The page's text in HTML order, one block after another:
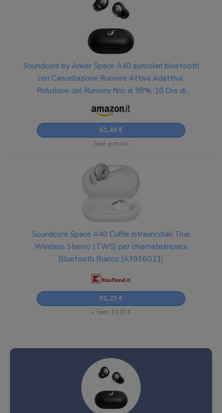
Soundcore by Anker Space A40 auricolari bluetooth
con Cancellazione Rumore Attiva Adattiva,
Riduzione del Rumore fino al 98%, 10 Ore di
riproduzione in singolo, Suono Hi-Res, Design
comodo, App
61,48 €
Sped. gratuita
Soundcore Space A40 Cuffie intrauricolari True
Wireless Stereo (TWS) per chiamate/musica
Bluetooth Bianco (A3936G21)
81,23 €
+ Sped. 10,00 €